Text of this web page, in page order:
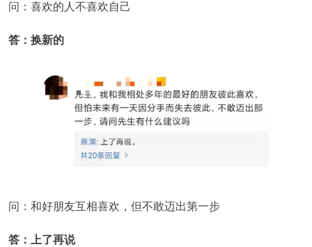
问：喜欢的人不喜欢自己
答：换新的
问：和好朋友互相喜欢，但不敢迈出第一步
答：上了再说